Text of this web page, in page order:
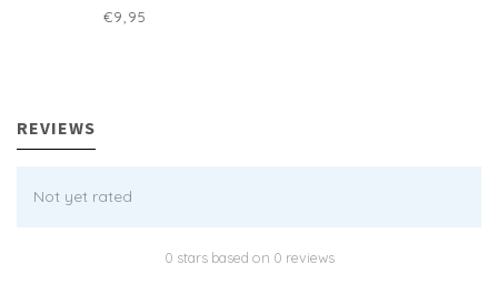
€9,95
REVIEWS
Not yet rated
0 stars based on 0 reviews